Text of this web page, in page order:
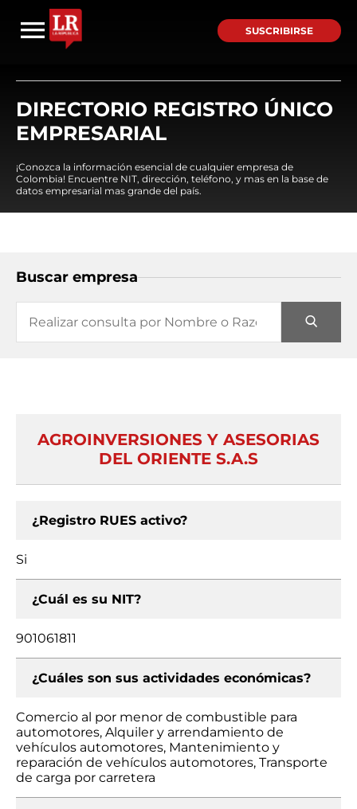
SUSCRIBIRSE
DIRECTORIO REGISTRO ÚNICO
EMPRESARIAL
¡Conozca la información esencial de cualquier empresa de
Colombia! Encuentre NIT, dirección, teléfono, y mas en la base de
datos empresarial mas grande del país.
Buscar empresa
AGROINVERSIONES Y ASESORIAS
DEL ORIENTE S.A.S
¿Registro RUES activo?
Si
¿Cuál es su NIT?
901061811
¿Cuáles son sus actividades económicas?
Comercio al por menor de combustible para
automotores, Alquiler y arrendamiento de
vehículos automotores, Mantenimiento y
reparación de vehículos automotores, Transporte
de carga por carretera